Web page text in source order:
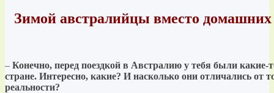
Зимой австралийцы вместо домашних
– Конечно, перед поездкой в Австралию у тебя были какие-
стране. Интересно, какие? И насколько они отличались от
реальности?